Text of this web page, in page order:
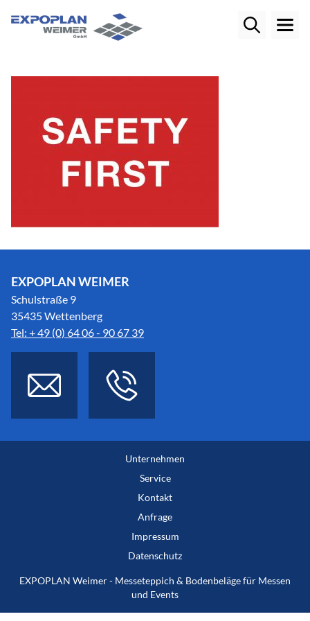
EXPOPLAN WEIMER
Schulstraße 9
35435 Wettenberg
Tel: + 49 (0) 64 06 - 90 67 39
Unternehmen
Service
Kontakt
Anfrage
Impressum
Datenschutz
EXPOPLAN Weimer - Messeteppich & Bodenbeläge für Messen
und Events